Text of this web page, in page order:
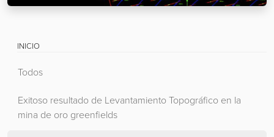
INICIO
Todos
Exitoso resultado de Levantamiento Topográfico en la
mina de oro greenfields